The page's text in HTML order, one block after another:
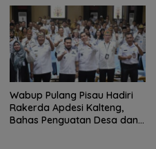
Wabup Pulang Pisau Hadiri
Rakerda Apdesi Kalteng,
Bahas Penguatan Desa dan